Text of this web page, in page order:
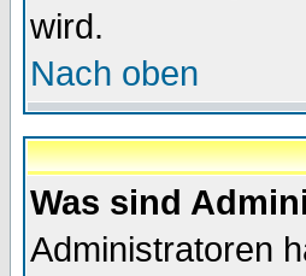
wird.
Nach oben
Was sind
Administratoren